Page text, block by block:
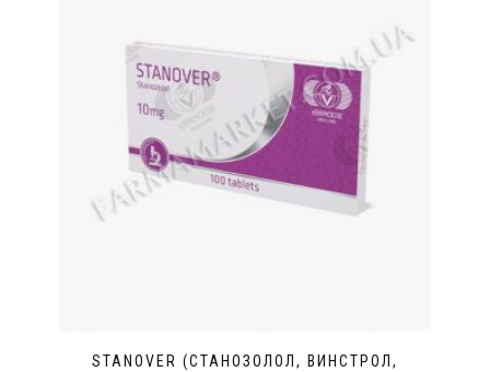
STANOVER (СТАНОЗОЛОЛ, ВИНСТРОЛ,